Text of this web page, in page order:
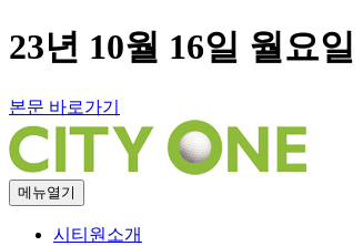
23년 10월 16일 월요
본문 바로가기
메뉴열기
시티원소개